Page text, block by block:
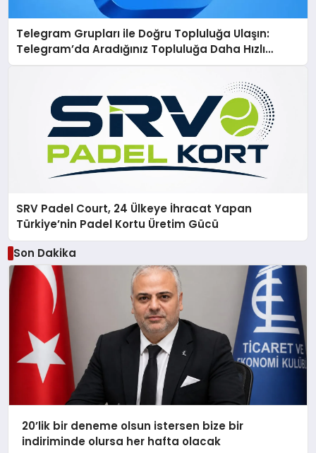
Telegram Grupları ile Doğru Topluluğa Ulaşın:
Telegram’da Aradığınız Topluluğa Daha Hızlı
Ulaşın
SRV Padel Court, 24 Ülkeye İhracat Yapan
Türkiye’nin Padel Kortu Üretim Gücü
Son Dakika
20’lik bir deneme olsun istersen bize bir
indiriminde olursa her hafta olacak